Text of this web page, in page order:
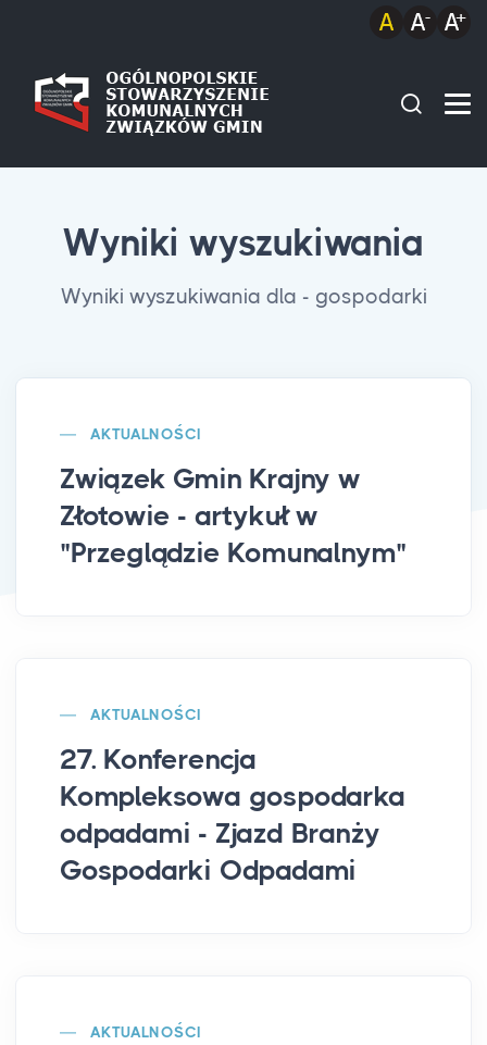
Wyniki wyszukiwania
Wyniki wyszukiwania dla - gospodarki
AKTUALNOŚCI
Związek Gmin Krajny w
Złotowie - artykuł w
"Przeglądzie Komunalnym"
AKTUALNOŚCI
27. Konferencja
Kompleksowa gospodarka
odpadami - Zjazd Branży
Gospodarki Odpadami
AKTUALNOŚCI